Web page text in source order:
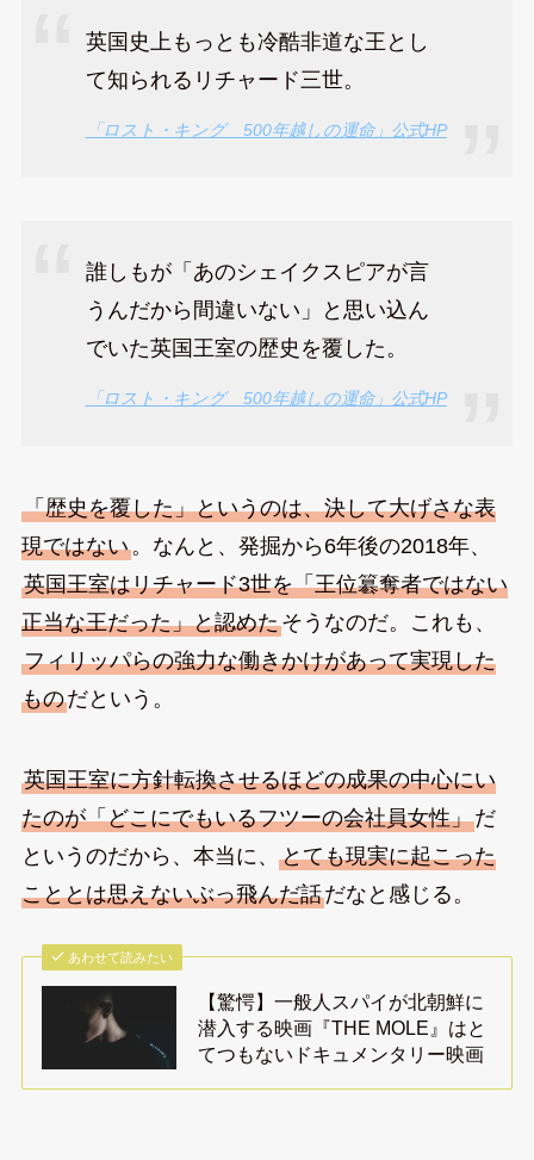
英国史上もっとも冷酷非道な王とし
て知られるリチャード三世。
「ロスト・キング 500年越しの運命」公式HP
誰しもが「あのシェイクスピアが言
うんだから間違いない」と思い込ん
でいた英国王室の歴史を覆した。
「ロスト・キング 500年越しの運命」公式HP
「歴史を覆した」というのは、決して大げさな表
現ではない。なんと、発掘から6年後の2018年、
英国王室はリチャード3世を「王位簒奪者ではない
正当な王だった」と認めたそうなのだ。これも、
フィリッパらの強力な働きかけがあって実現した
ものだという。
英国王室に方針転換させるほどの成果の中心にい
たのが「どこにでもいるフツーの会社員女性」だ
というのだから、本当に、 とても現実に起こった
こととは思えないぶっ飛んだ話だなと感じる。
あわせて読みたい
【驚愕】一般人スパイが北朝鮮に
潜入する映画『THE MOLE』はと
てつもないドキュメンタリー映画